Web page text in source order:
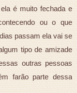
é muito fechada e
ou o que
passam ela vai se
tipo de amizade
outras pessoas
farão parte dessa